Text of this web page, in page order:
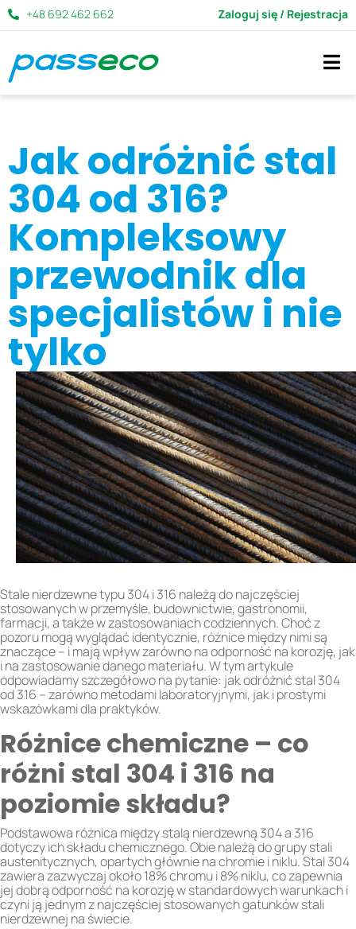
+48 692 462 662 Zaloguj się / Rejestracja
Jak odróżnić stal
304 od 316?
Kompleksowy
przewodnik dla
specjalistów i nie
tylko
Stale nierdzewne typu 304 i 316 należą do najczęściej
stosowanych w przemyśle, budownictwie, gastronomii,
farmacji, a także w zastosowaniach codziennych. Choć z
pozoru mogą wyglądać identycznie, różnice między nimi są
znaczące – i mają wpływ zarówno na odporność na korozję, jak
i na zastosowanie danego materiału. W tym artykule
odpowiadamy szczegółowo na pytanie: jak odróżnić stal 304
od 316 – zarówno metodami laboratoryjnymi, jak i prostymi
wskazówkami dla praktyków.
Różnice chemiczne – co
różni stal 304 i 316 na
poziomie składu?
Podstawowa różnica między stalą nierdzewną 304 a 316
dotyczy ich składu chemicznego. Obie należą do grupy stali
austenitycznych, opartych głównie na chromie i niklu. Stal 304
zawiera zazwyczaj około 18% chromu i 8% niklu, co zapewnia
jej dobrą odporność na korozję w standardowych warunkach i
czyni ją jednym z najczęściej stosowanych gatunków stali
nierdzewnej na świecie.